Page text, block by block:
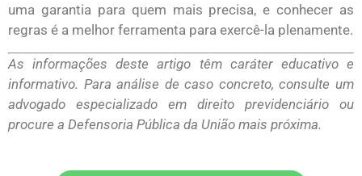
uma garantia para quem mais precisa, e conhecer as
regras é a melhor ferramenta para exercê-la plenamente.
As informações deste artigo têm caráter educativo e
informativo. Para análise de caso concreto, consulte um
advogado especializado em direito previdenciário ou
procure a Defensoria Pública da União mais próxima.